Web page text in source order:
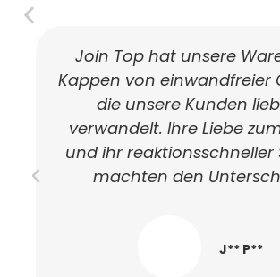
Join Top hat unsere
Kappen von einwandfreier
die unsere Kunden
verwandelt. Ihre Liebe
und ihr reaktionsschneller
machten den
J** P**